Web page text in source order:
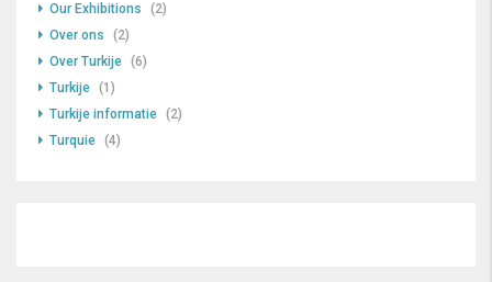
Our Exhibitions
(2)
Over ons
(2)
Over Turkije (6)
Turkije (1)
Turkije informatie (2)
Turquie (4)